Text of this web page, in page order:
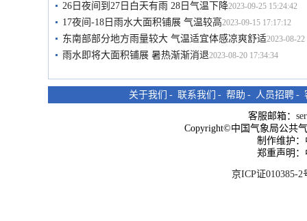
26日夜间到27日白天有雨 28日气温下降2023-09-25 15:24:42
17夜间-18日雨水大面积铺展 气温较高2023-09-15 17:17:12
东南部部分地方雨量较大 气温适宜体感凉爽舒适2023-08-22
雨水即将大面积铺展 暑热渐渐消退2023-08-20 17:34:34
关于我们 - 联系我们 - 帮助 - 人员招聘 -
客服邮箱：
Copyright©中国气象局公共
制作维护
郑重声明
京ICP证010385-2